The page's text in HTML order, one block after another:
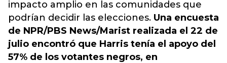
impacto amplio en las comunidades que
podrían decidir las elecciones. Una encuesta
de NPR/PBS News/Marist realizada el 22 de
julio encontró que Harris tenía el apoyo del
57% de los votantes negros, en